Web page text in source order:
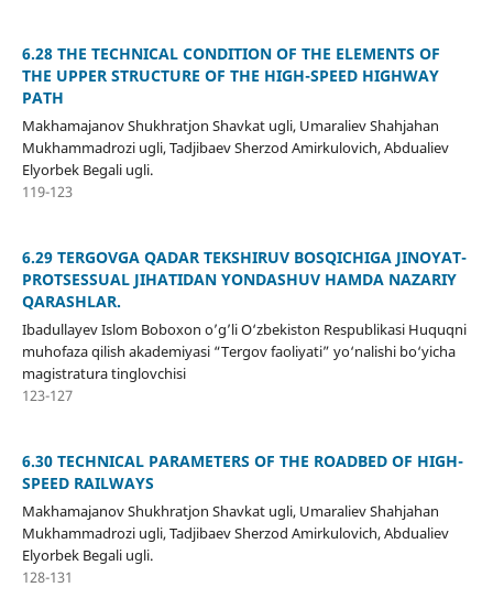
6.28 THE TECHNICAL CONDITION OF THE ELEMENTS OF
THE UPPER STRUCTURE OF THE HIGH-SPEED HIGHWAY
PATH
Makhamajanov Shukhratjon Shavkat ugli, Umaraliev Shahjahan
Mukhammadrozi ugli, Tadjibaev Sherzod Amirkulovich, Abdualiev
Elyorbek Begali ugli.
119-123
6.29 TERGOVGA QADAR TEKSHIRUV BOSQICHIGA JINOYAT-
PROTSESSUAL JIHATIDAN YONDASHUV HAMDA NAZARIY
QARASHLAR.
Ibadullayev Islom Boboxon o’g’li O‘zbekiston Respublikasi Huquqni
muhofaza qilish akademiyasi “Tergov faoliyati” yo‘nalishi bo‘yicha
magistratura tinglovchisi
123-127
6.30 TECHNICAL PARAMETERS OF THE ROADBED OF HIGH-
SPEED RAILWAYS
Makhamajanov Shukhratjon Shavkat ugli, Umaraliev Shahjahan
Mukhammadrozi ugli, Tadjibaev Sherzod Amirkulovich, Abdualiev
Elyorbek Begali ugli.
128-131